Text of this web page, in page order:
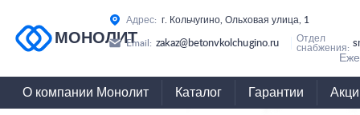
МОНОЛИТ
Адрес: г. Кольчугино, Ольховая улица, 1
Email: zakaz@betonvkolchugino.ru
Отдел
снабжения:
О компании Монолит Каталог Гарантии